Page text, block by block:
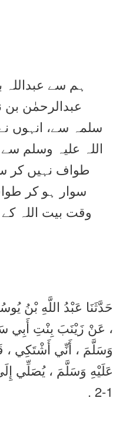
ہم سے
عبدالرحمٰن
سلمہ سے، انہوں
اللہ علیہ وسلم
طواف نہیں کر
سوار ہو کر
وقت بیت اللہ
حَدَّثَنَا عَبْدُ اللَّهِ بْنُ
، عَنْ زَيْنَبَ بِنْتِ أَبِي
وَسَلَّمَ ، أَنِّي أَشْتَكِي
1-2 .